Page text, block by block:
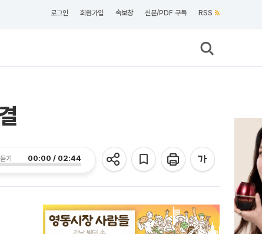
로그인 회원가입 속보창 신문/PDF 구독 RSS
기 00:00 / 02:44